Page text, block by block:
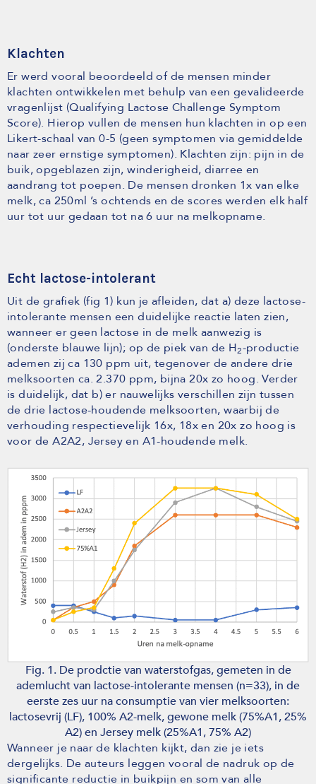
Klachten
Er werd vooral beoordeeld of de mensen minder
klachten ontwikkelen met behulp van een gevalideerde
vragenlijst (Qualifying Lactose Challenge Symptom
Score). Hierop vullen de mensen hun klachten in op een
Likert-schaal van 0-5 (geen symptomen via gemiddelde
naar zeer ernstige symptomen). Klachten zijn: pijn in de
buik, opgeblazen zijn, winderigheid, diarree en
aandrang tot poepen. De mensen dronken 1x van elke
melk, ca 250ml ’s ochtends en de scores werden elk half
uur tot uur gedaan tot na 6 uur na melkopname.
Echt lactose-intolerant
Uit de grafiek (fig 1) kun je afleiden, dat a) deze lactose-
intolerante mensen een duidelijke reactie laten zien,
wanneer er geen lactose in de melk aanwezig is
(onderste blauwe lijn); op de piek van de H2-productie
ademen zij ca 130 ppm uit, tegenover de andere drie
melksoorten ca. 2.370 ppm, bijna 20x zo hoog. Verder
is duidelijk, dat b) er nauwelijks verschillen zijn tussen
de drie lactose-houdende melksoorten, waarbij de
verhouding respectievelijk 16x, 18x en 20x zo hoog is
voor de A2A2, Jersey en A1-houdende melk.
Fig. 1. De prodctie van waterstofgas, gemeten in de
ademlucht van lactose-intolerante mensen (n=33), in de
eerste zes uur na consumptie van vier melksoorten:
lactosevrij (LF), 100% A2-melk, gewone melk (75%A1, 25%
A2) en Jersey melk (25%A1, 75% A2)
Wanneer je naar de klachten kijkt, dan zie je iets
dergelijks. De auteurs leggen vooral de nadruk op de
significante reductie in buikpijn en som van alle